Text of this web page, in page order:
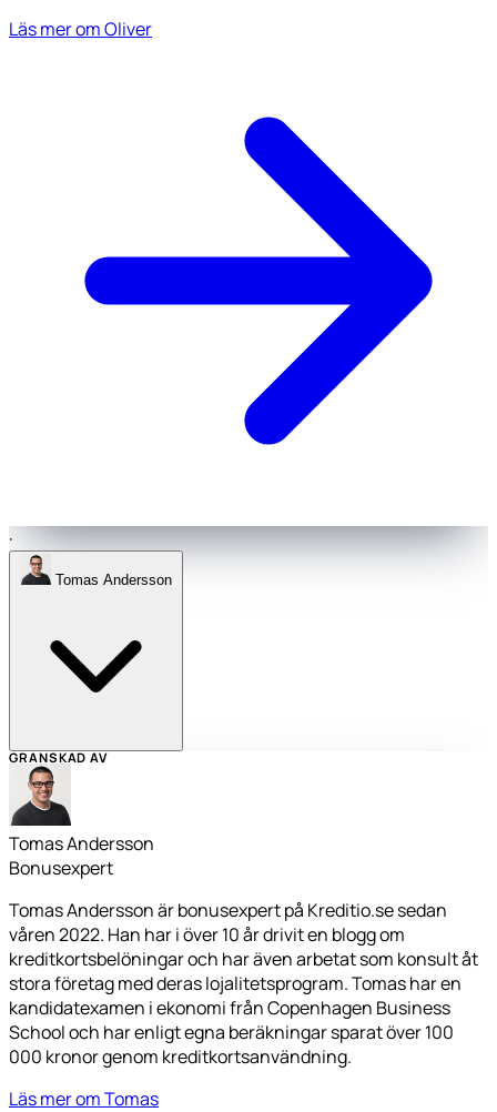
Läs mer om Oliver
·
Tomas Andersson
GRANSKAD AV
Tomas Andersson
Bonusexpert
Tomas Andersson är bonusexpert på Kreditio.se sedan
våren 2022. Han har i över 10 år drivit en blogg om
kreditkortsbelöningar och har även arbetat som konsult åt
stora företag med deras lojalitetsprogram. Tomas har en
kandidatexamen i ekonomi från Copenhagen Business
School och har enligt egna beräkningar sparat över 100
000 kronor genom kreditkortsanvändning.
Läs mer om Tomas